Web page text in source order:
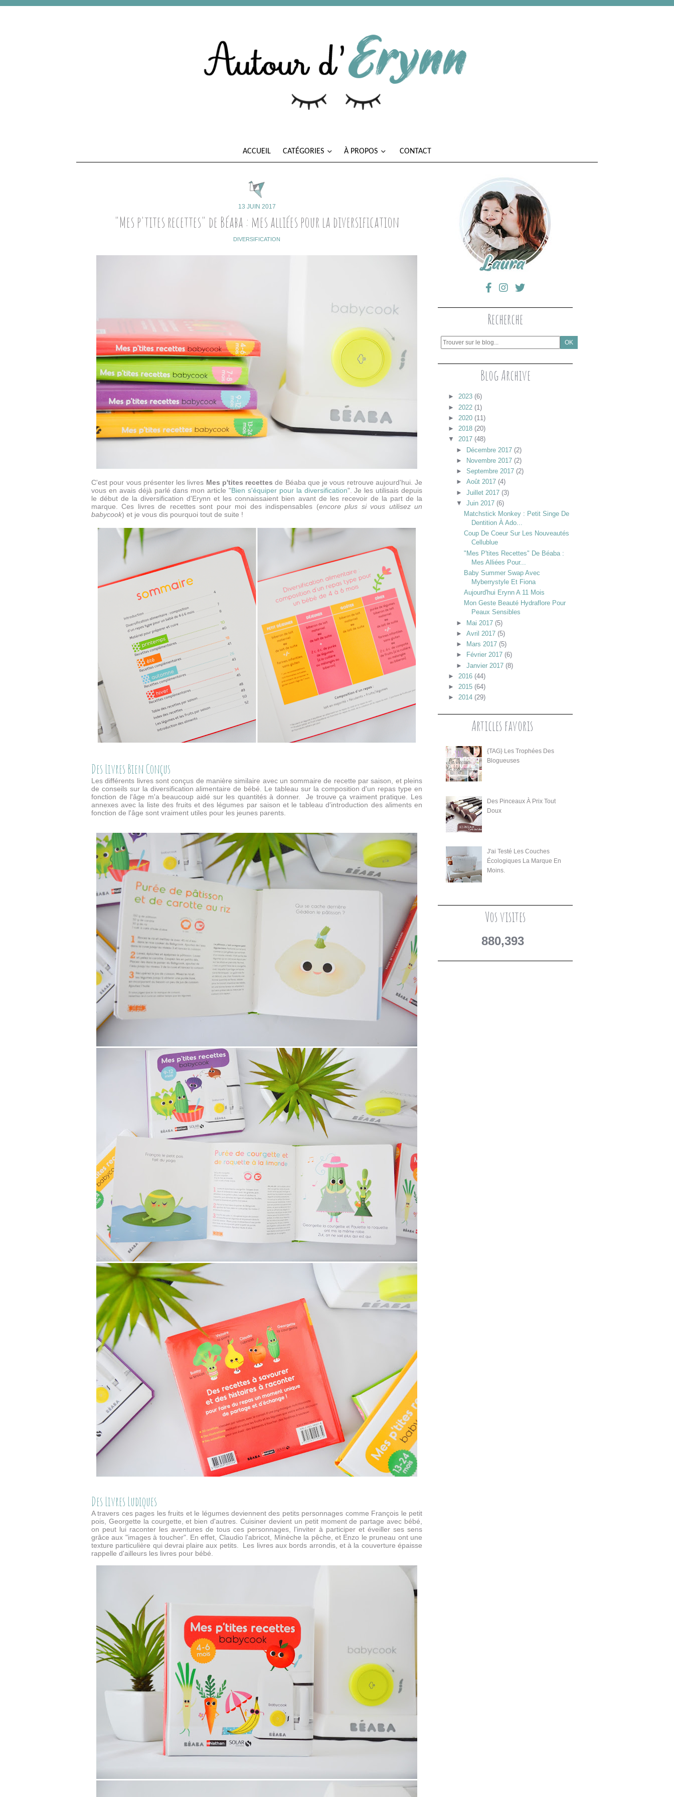
ACCUEIL CATÉGORIES À PROPOS CONTACT
13 JUIN 2017
"Mes p'tites recettes" de Béaba : mes alliées pour la diversification
DIVERSIFICATION
C'est pour vous présenter les livres Mes p'tites recettes de Béaba que je vous retrouve aujourd'hui. Je
vous en avais déjà parlé dans mon article "Bien s'équiper pour la diversification". Je les utilisais depuis
le début de la diversification d'Erynn et les connaissaient bien avant de les recevoir de la part de la
marque. Ces livres de recettes sont pour moi des indispensables (encore plus si vous utilisez un
babycook) et je vous dis pourquoi tout de suite !
Des Livres Bien Conçus
Les différents livres sont conçus de manière similaire avec un sommaire de recette par saison, et pleins
de conseils sur la diversification alimentaire de bébé. Le tableau sur la composition d'un repas type en
fonction de l'âge m'a beaucoup aidé sur les quantités à donner. Je trouve ça vraiment pratique. Les
annexes avec la liste des fruits et des légumes par saison et le tableau d'introduction des aliments en
fonction de l'âge sont vraiment utiles pour les jeunes parents.
Des Livres Ludiques
A travers ces pages les fruits et le légumes deviennent des petits personnages comme François le petit
pois, Georgette la courgette, et bien d'autres. Cuisiner devient un petit moment de partage avec bébé,
on peut lui raconter les aventures de tous ces personnages, l'inviter à participer et éveiller ses sens
grâce aux "images à toucher". En effet, Claudio l'abricot, Minèche la pêche, et Enzo le pruneau ont une
texture particulière qui devrai plaire aux petits. Les livres aux bords arrondis, et à la couverture épaisse
rappelle d'ailleurs les livres pour bébé.
Recherche
Blog Archive
► 2023 (6)
► 2022 (1)
► 2020 (11)
► 2018 (20)
▼
2017 (48)
► Décembre 2017 (2)
►
Novembre 2017 (2)
► Septembre 2017 (2)
► Août 2017 (4)
► Juillet 2017 (3)
▼
Juin 2017 (6)
Matchstick Monkey : Petit Singe De
Dentition À Ado...
Coup De Coeur Sur Les Nouveautés
Cellublue
"Mes P'tites Recettes" De Béaba :
Mes Alliées Pour...
Baby Summer Swap Avec
Myberrystyle Et Fiona
Aujourd'hui Erynn A 11 Mois
Mon Geste Beauté Hydraflore Pour
Peaux Sensibles
► Mai 2017 (5)
► Avril 2017 (5)
►
Mars 2017 (5)
►
Février 2017 (6)
► Janvier 2017 (8)
► 2016 (44)
► 2015 (64)
► 2014 (29)
Articles favoris
{TAG} Les Trophées Des
Blogueuses
Des Pinceaux À Prix Tout
Doux
J'ai Testé Les Couches
Écologiques La Marque En
Moins.
Vos visites
880,393